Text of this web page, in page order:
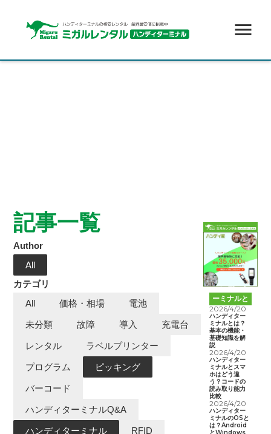
記事一覧
Author
All
カテゴリ
All
価格・相場 電池
未分類 故障 導入 充電台
レンタル ラベルプリンター
プログラム ピッキング
バーコード
ハンディターミナルQ&A
ハンディターミナル RFID
ハンディタ
ーミナルと
は
2026/4/20
ハンディター
ミナルとは？
基本の機能・
基礎知識を解
説
2026/4/20
ハンディター
ミナルとスマ
ホはどう違
う？コードの
読み取り能力
比較
2026/4/20
ハンディター
ミナルのOSと
は？Android
とWindows
menu